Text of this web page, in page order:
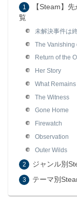
【Steam】
覧
未解決事件は
The Vanishing
Return of the
Her Story
What
The Witness
Gone Home
Firewatch
Observation
Outer Wilds
ジャンル別
テーマ別